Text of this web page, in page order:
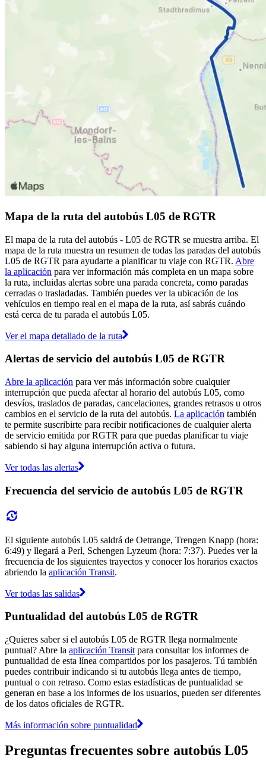
Mapa de la ruta del autobús L05 de RGTR
El mapa de la ruta del autobús - L05 de RGTR se muestra arriba. El
mapa de la ruta muestra un resumen de todas las paradas del autobús
L05 de RGTR para ayudarte a planificar tu viaje con RGTR. Abre
la aplicación para ver información más completa en un mapa sobre
la ruta, incluidas alertas sobre una parada concreta, como paradas
cerradas o trasladadas. También puedes ver la ubicación de los
vehículos en tiempo real en el mapa de la ruta, así sabrás cuándo
está cerca de tu parada el autobús L05.
Ver el mapa detallado de la ruta
Alertas de servicio del autobús L05 de RGTR
Abre la aplicación para ver más información sobre cualquier
interrupción que pueda afectar al horario del autobús L05, como
desvíos, traslados de paradas, cancelaciones, grandes retrasos u otros
cambios en el servicio de la ruta del autobús. La aplicación también
te permite suscribirte para recibir notificaciones de cualquier alerta
de servicio emitida por RGTR para que puedas planificar tu viaje
sabiendo si hay alguna interrupción activa o futura.
Ver todas las alertas
Frecuencia del servicio de autobús L05 de RGTR
El siguiente autobús L05 saldrá de Oetrange, Trengen Knapp (hora:
6:49) y llegará a Perl, Schengen Lyzeum (hora: 7:37). Puedes ver la
frecuencia de los siguientes trayectos y conocer los horarios exactos
abriendo la aplicación Transit.
Ver todas las salidas
Puntualidad del autobús L05 de RGTR
¿Quieres saber si el autobús L05 de RGTR llega normalmente
puntual? Abre la aplicación Transit para consultar los informes de
puntualidad de esta línea compartidos por los pasajeros. Tú también
puedes contribuir indicando si tu autobús llega antes de tiempo,
puntual o con retraso. Como estas estadísticas de puntualidad se
generan en base a los informes de los usuarios, pueden ser diferentes
de los datos oficiales de RGTR.
Más información sobre puntualidad
Preguntas frecuentes sobre autobús L05